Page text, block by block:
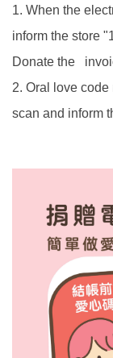
1. When the
inform the store
Donate the
2. Oral love
scan and inform